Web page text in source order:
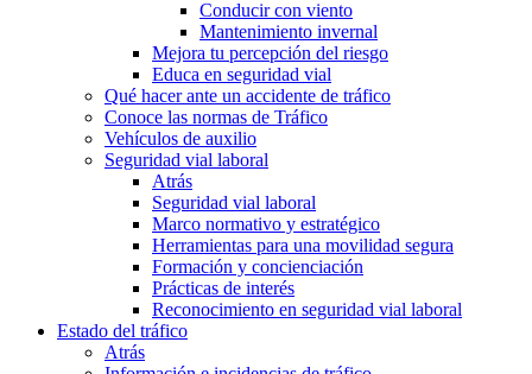
Conducir con viento
Mantenimiento invernal
Mejora tu percepción del riesgo
Educa en seguridad vial
Qué hacer ante un accidente de tráfico
Conoce las normas de Tráfico
Vehículos de auxilio
Seguridad vial laboral
Atrás
Seguridad vial laboral
Marco normativo y estratégico
Herramientas para una movilidad segura
Formación y concienciación
Prácticas de interés
Reconocimiento en seguridad vial laboral
Estado del tráfico
Atrás